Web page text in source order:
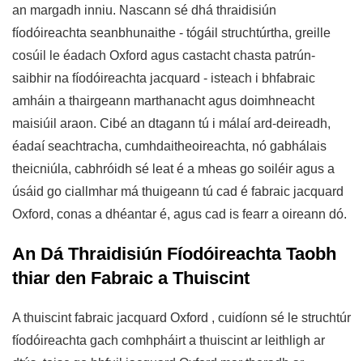
an margadh inniu. Nascann sé dhá thraidisiún
fíodóireachta seanbhunaithe - tógáil struchtúrtha, greille
cosúil le éadach Oxford agus castacht chasta patrún-
saibhir na fíodóireachta jacquard - isteach i bhfabraic
amháin a thairgeann marthanacht agus doimhneacht
maisiúil araon. Cibé an dtagann tú i málaí ard-deireadh,
éadaí seachtracha, cumhdaitheoireachta, nó gabhálais
theicniúla, cabhróidh sé leat é a mheas go soiléir agus a
úsáid go ciallmhar má thuigeann tú cad é fabraic jacquard
Oxford, conas a dhéantar é, agus cad is fearr a oireann dó.
An Dá Thraidisiún Fíodóireachta Taobh
thiar den Fabraic a Thuiscint
A thuiscintfabraic jacquard Oxford , cuidíonn sé le struchtúr
fíodóireachta gach comhpháirt a thuiscint ar leithligh ar